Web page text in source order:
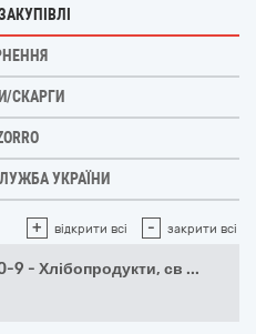
СКАРГИ
УКРАЇНИ
+ відкрити всі - закрити всі
9 - Хлібопродукти, св ...